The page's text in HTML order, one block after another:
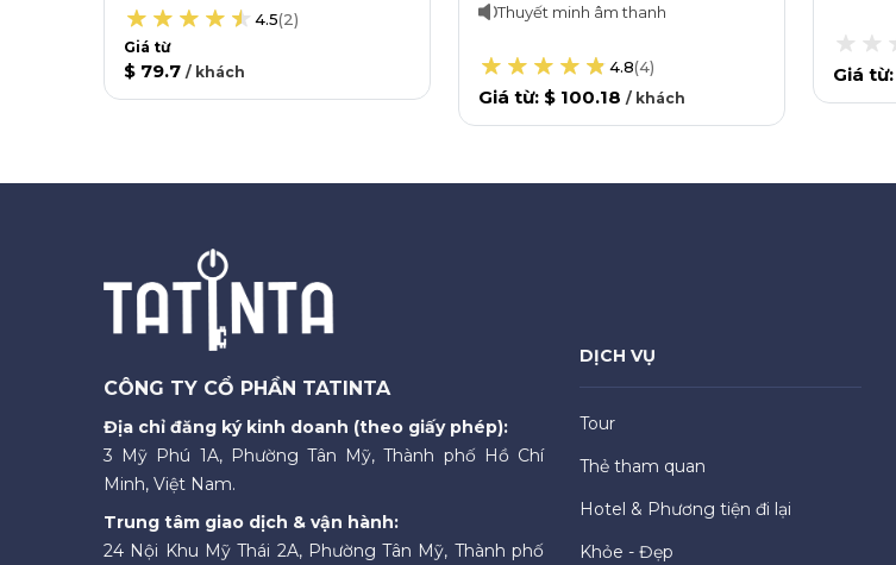
4.5(2)
Giá từ
$ 79.7 / khách
Thuyết minh âm thanh
4.8(4)
Giá từ: $ 100.18 / khách
Giá từ:
CÔNG TY CỔ PHẦN TATINTA
Địa chỉ đăng ký kinh doanh (theo giấy phép):
3 Mỹ Phú 1A, Phường Tân Mỹ, Thành phố Hồ Chí
Minh, Việt Nam.
Trung tâm giao dịch & vận hành:
24 Nội Khu Mỹ Thái 2A, Phường Tân Mỹ, Thành phố
DỊCH VỤ
Tour
Thẻ tham quan
Hotel & Phương tiện đi lại
Khỏe - Đẹp